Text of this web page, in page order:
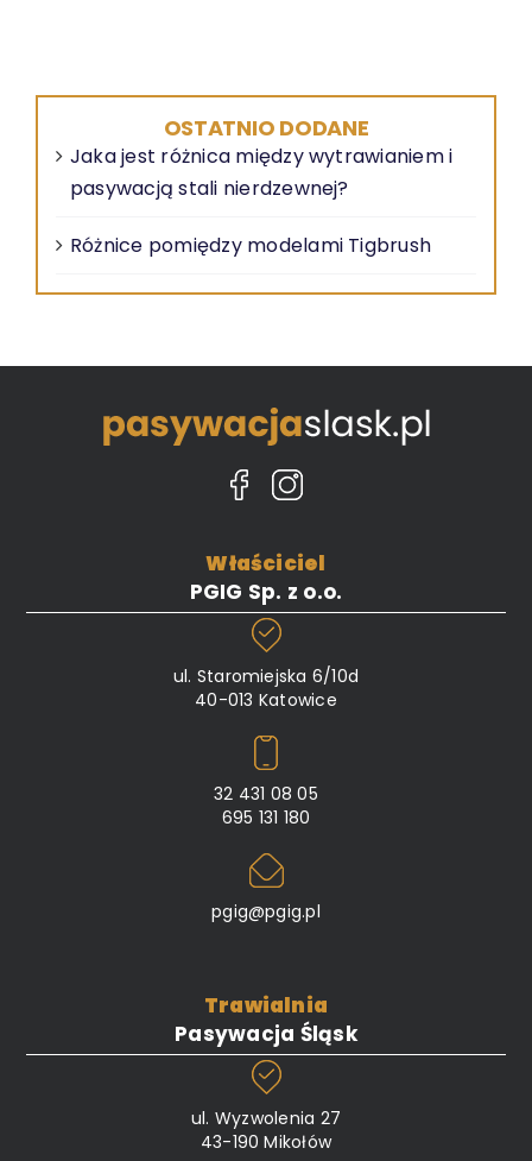
OSTATNIO DODANE
Jaka jest różnica między wytrawianiem i
pasywacją stali nierdzewnej?
Różnice pomiędzy modelami Tigbrush
Właściciel
PGIG Sp. z o.o.
ul. Staromiejska 6/10d
40-013 Katowice
32 431 08 05
695 131 180
pgig@pgig.pl
Trawialnia
Pasywacja Śląsk
ul. Wyzwolenia 27
43-190 Mikołów